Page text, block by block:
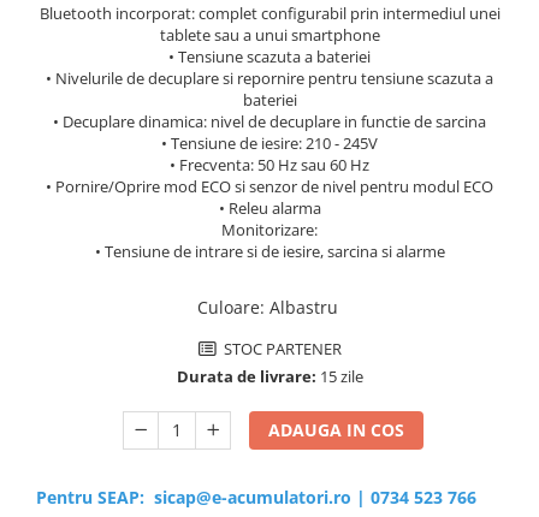
Bluetooth incorporat: complet configurabil prin intermediul unei
tablete sau a unui smartphone
• Tensiune scazuta a bateriei
• Nivelurile de decuplare si repornire pentru tensiune scazuta a
bateriei
• Decuplare dinamica: nivel de decuplare in functie de sarcina
• Tensiune de iesire: 210 - 245V
• Frecventa: 50 Hz sau 60 Hz
• Pornire/Oprire mod ECO si senzor de nivel pentru modul ECO
• Releu alarma
Monitorizare:
• Tensiune de intrare si de iesire, sarcina si alarme
Culoare: Albastru
STOC PARTENER
Durata de livrare: 15 zile
ADAUGA IN COS
Pentru SEAP: sicap@e-acumulatori.ro | 0734 523 766